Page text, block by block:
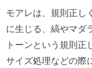
モアレは、規則正し
に生じる、縞やマダ
トーンという規則正
サイズ処理などの際